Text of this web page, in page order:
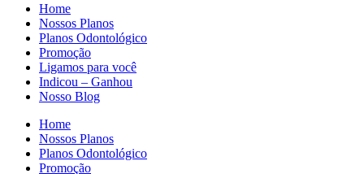
Home
Nossos Planos
Planos Odontológico
Promoção
Ligamos para você
Indicou – Ganhou
Nosso Blog
Home
Nossos Planos
Planos Odontológico
Promoção